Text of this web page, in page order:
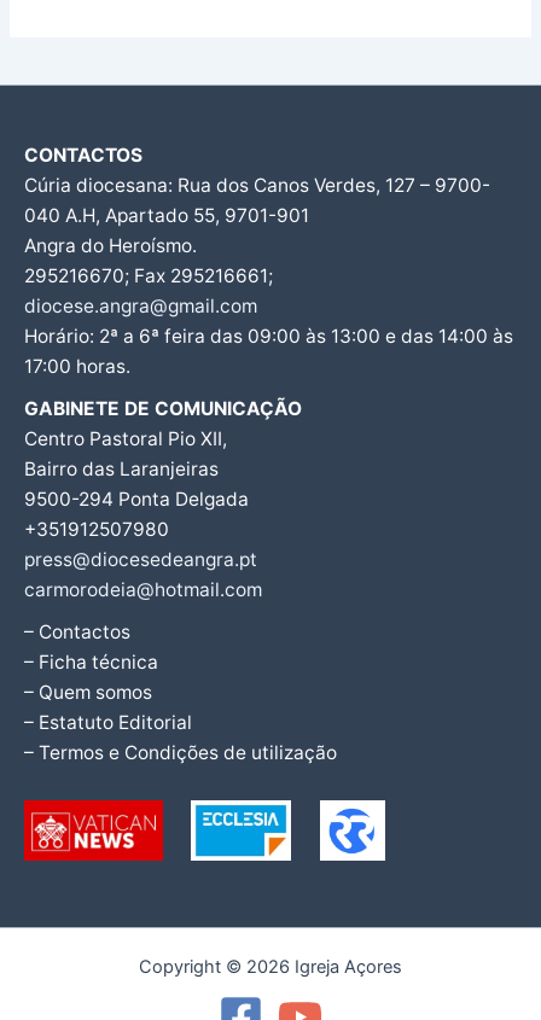
CONTACTOS
Cúria diocesana: Rua dos Canos Verdes, 127 – 9700-
040 A.H, Apartado 55, 9701-901
Angra do Heroísmo.
295216670; Fax 295216661;
diocese.angra@gmail.com
Horário: 2ª a 6ª feira das 09:00 às 13:00 e das 14:00 às
17:00 horas.
GABINETE DE COMUNICAÇÃO
Centro Pastoral Pio XII,
Bairro das Laranjeiras
9500-294 Ponta Delgada
+351912507980
press@diocesedeangra.pt
carmorodeia@hotmail.com
– Contactos
– Ficha técnica
– Quem somos
– Estatuto Editorial
– Termos e Condições de utilização
Copyright © 2026 Igreja Açores